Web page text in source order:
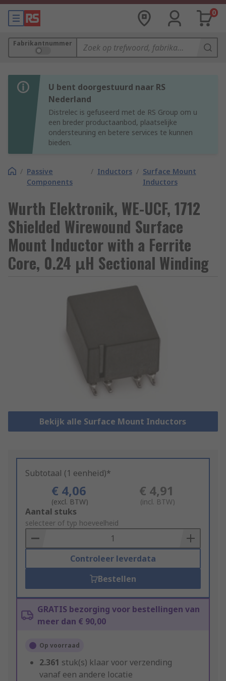
0
Fabrikantnummer
U bent doorgestuurd naar RS
Nederland
Distrelec is gefuseerd met de RS Group om u
een breder productaanbod, plaatselijke
ondersteuning en betere services te kunnen
bieden.
/ Passive
Components
/ Inductors / Surface Mount
Inductors
Wurth Elektronik, WE-UCF, 1712
Shielded Wirewound Surface
Mount Inductor with a Ferrite
Core, 0.24 μH Sectional Winding
Bekijk alle Surface Mount Inductors
Subtotaal (1 eenheid)*
€ 4,06
(excl. BTW)
€ 4,91
(incl. BTW)
Add
to
Basket
Aantal stuks
selecteer of typ hoeveelheid
Controleer leverdata
Bestellen
GRATIS bezorging voor bestellingen van
meer dan € 90,00
Op voorraad
2.361 stuk(s) klaar voor verzending
vanaf een andere locatie